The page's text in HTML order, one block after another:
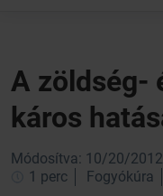
A zöldség-
káros
Módosítva: 10/20/2012
1 perc
Fogyókúra